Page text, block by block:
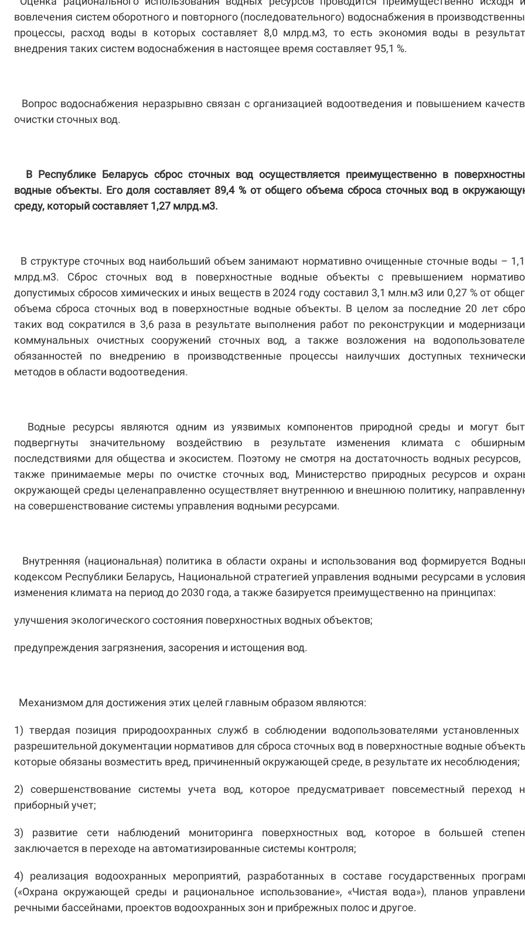
вовлечения систем оборотного и повторного (последовательного) водоснабжения в
процессы, расход воды в которых составляет 8,0 млрд.м3, то есть экономия воды в
внедрения таких систем водоснабжения в настоящее время составляет 95,1 %.
Вопрос водоснабжения неразрывно связан с организацией водоотведения и повышением
очистки сточных вод.
В Республике Беларусь сброс сточных вод осуществляется преимущественно в
водные объекты. Его доля составляет 89,4 % от общего объема сброса сточных вод в
среду, который составляет 1,27 млрд.м3.
В структуре сточных вод наибольший объем занимают нормативно очищенные сточные воды –
млрд.м3. Сброс сточных вод в поверхностные водные объекты с превышением
допустимых сбросов химических и иных веществ в 2024 году составил 3,1 млн.м3 или 0,27 % от
объема сброса сточных вод в поверхностные водные объекты. В целом за последние 20 лет
таких вод сократился в 3,6 раза в результате выполнения работ по реконструкции и
коммунальных очистных сооружений сточных вод, а также возложения на
обязанностей по внедрению в производственные процессы наилучших доступных
методов в области водоотведения.
Водные ресурсы являются одним из уязвимых компонентов природной среды и могут
подвергнуты значительному воздействию в результате изменения климата с
последствиями для общества и экосистем. Поэтому не смотря на достаточность водных ресурсов,
также принимаемые меры по очистке сточных вод, Министерство природных ресурсов и
окружающей среды целенаправленно осуществляет внутреннюю и внешнюю политику,
на совершенствование системы управления водными ресурсами.
Внутренняя (национальная) политика в области охраны и использования вод формируется
кодексом Республики Беларусь, Национальной стратегией управления водными ресурсами в
изменения климата на период до 2030 года, а также базируется преимущественно на принципах:
улучшения экологического состояния поверхностных водных объектов;
предупреждения загрязнения, засорения и истощения вод.
Механизмом для достижения этих целей главным образом являются:
1) твердая позиция природоохранных служб в соблюдении водопользователями установленных
разрешительной документации нормативов для сброса сточных вод в поверхностные водные
которые обязаны возместить вред, причиненный окружающей среде, в результате их несоблюдения;
2) совершенствование системы учета вод, которое предусматривает повсеместный переход
приборный учет;
3) развитие сети наблюдений мониторинга поверхностных вод, которое в большей
заключается в переходе на автоматизированные системы контроля;
4) реализация водоохранных мероприятий, разработанных в составе государственных
(«Охрана окружающей среды и рациональное использование», «Чистая вода»), планов
речными бассейнами, проектов водоохранных зон и прибрежных полос и другое.